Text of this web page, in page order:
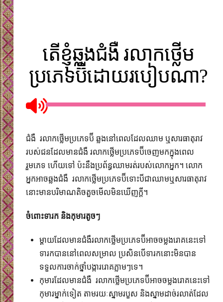
តើខ្ញុំឆ្លងជំងឺ រលាកថ្លើម
ប្រភេទប៊ីដោយរបៀបណា?
ជំងឺ រលាកថ្លើមប្រភេទប៊ី ឆ្លងនៅពេលដែលឈាម ឬសារធាតុរាវ
របស់ជនដែលមានជំងឺ រលាកថ្លើមប្រភេទប៊ីចេញមកក្នុងពេល
រួមភេទ ហើយទៅ ប៉ះនឹងប្រព័ន្ធ​ឈាមរត់​របស់លោកអ្នក។​ លោក
អ្នកអាចឆ្លងជំងឺ រលាកថ្លើមប្រភេទប៊ីទោះបីជាឈាមឬសារធាតុរាវ
នោះមាន​បរិមាណតិចតួច​មើលមិនឃើញ​ក្តី។​
ចំពោះទារក និងកុមារតូចៗ
ម្តាយដែល​មានជំងឺរលាកថ្លើមប្រភេទប៊ីអាចចម្លងរោគនេះទៅ
ទារកបាននៅពេលសម្រាល ប្រសិនបើទារកនោះមិនបាន
ទទួលការចាក់ថ្នាំបង្ការរោគភ្លាមៗទេ។​
កុមារដែលមានជំងឺ រលាកថ្លើមប្រភេទប៊ីអាចចម្លងរោគនេះទៅ
កុមារម្នាក់ទៀត តាមរយៈស្នាមរបួស​ និងស្នាមដាច់រលាត់ដែល